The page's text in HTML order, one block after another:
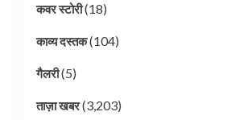
कवर स्टोरी(18)
काव्य दस्तक(104)
गैलरी(5)
ताज़ा खबर(3,203)